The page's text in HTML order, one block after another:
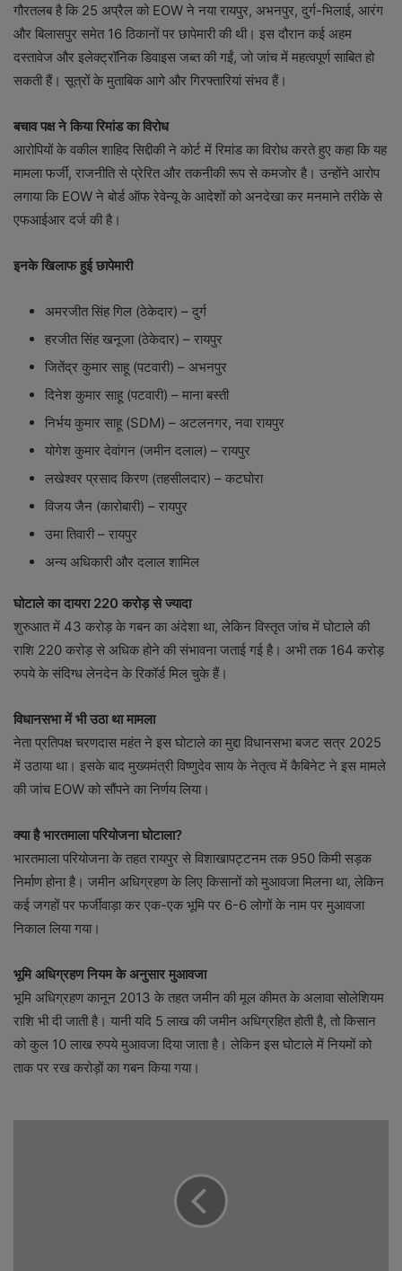
गौरतलब है कि 25 अप्रैल को EOW ने नया रायपुर, अभनपुर, दुर्ग-भिलाई, आरंग
और बिलासपुर समेत 16 ठिकानों पर छापेमारी की थी। इस दौरान कई अहम
दस्तावेज और इलेक्ट्रॉनिक डिवाइस जब्त की गईं, जो जांच में महत्वपूर्ण साबित हो
सकती हैं। सूत्रों के मुताबिक आगे और गिरफ्तारियां संभव हैं।
बचाव पक्ष ने किया रिमांड का विरोध
आरोपियों के वकील शाहिद सिद्दीकी ने कोर्ट में रिमांड का विरोध करते हुए कहा कि यह
मामला फर्जी, राजनीति से प्रेरित और तकनीकी रूप से कमजोर है। उन्होंने आरोप
लगाया कि EOW ने बोर्ड ऑफ रेवेन्यू के आदेशों को अनदेखा कर मनमाने तरीके से
एफआईआर दर्ज की है।
इनके खिलाफ हुई छापेमारी
अमरजीत सिंह गिल (ठेकेदार) – दुर्ग
हरजीत सिंह खनूजा (ठेकेदार) – रायपुर
जितेंद्र कुमार साहू (पटवारी) – अभनपुर
दिनेश कुमार साहू (पटवारी) – माना बस्ती
निर्भय कुमार साहू (SDM) – अटलनगर, नवा रायपुर
योगेश कुमार देवांगन (जमीन दलाल) – रायपुर
लखेश्वर प्रसाद किरण (तहसीलदार) – कटघोरा
विजय जैन (कारोबारी) – रायपुर
उमा तिवारी – रायपुर
अन्य अधिकारी और दलाल शामिल
घोटाले का दायरा 220 करोड़ से ज्यादा
शुरुआत में 43 करोड़ के गबन का अंदेशा था, लेकिन विस्तृत जांच में घोटाले की
राशि 220 करोड़ से अधिक होने की संभावना जताई गई है। अभी तक 164 करोड़
रुपये के संदिग्ध लेनदेन के रिकॉर्ड मिल चुके हैं।
विधानसभा में भी उठा था मामला
नेता प्रतिपक्ष चरणदास महंत ने इस घोटाले का मुद्दा विधानसभा बजट सत्र 2025
में उठाया था। इसके बाद मुख्यमंत्री विष्णुदेव साय के नेतृत्व में कैबिनेट ने इस मामले
की जांच EOW को सौंपने का निर्णय लिया।
क्या है भारतमाला परियोजना घोटाला?
भारतमाला परियोजना के तहत रायपुर से विशाखापट्टनम तक 950 किमी सड़क
निर्माण होना है। जमीन अधिग्रहण के लिए किसानों को मुआवजा मिलना था, लेकिन
कई जगहों पर फर्जीवाड़ा कर एक-एक भूमि पर 6-6 लोगों के नाम पर मुआवजा
निकाल लिया गया।
भूमि अधिग्रहण नियम के अनुसार मुआवजा
भूमि अधिग्रहण कानून 2013 के तहत जमीन की मूल कीमत के अलावा सोलेशियम
राशि भी दी जाती है। यानी यदि 5 लाख की जमीन अधिग्रहित होती है, तो किसान
को कुल 10 लाख रुपये मुआवजा दिया जाता है। लेकिन इस घोटाले में नियमों को
ताक पर रख करोड़ों का गबन किया गया।